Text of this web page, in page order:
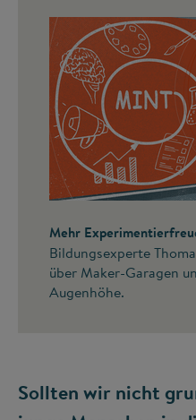
Mehr
Bildungsexperte
über Maker-Garagen
Augenhöhe.
Sollten wir nicht